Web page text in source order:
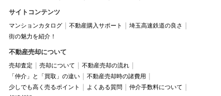
サイトコンテンツ
マンションカタログ 不動産購入サポート
埼玉高速鉄道の良さ
街の魅力を紹介！
不動産売却について
売却査定 売却について
不動産売却の流れ
「仲介」と「買取」の違い
不動産売却時の諸費用
少しでも高く売るポイント
よくある質問
仲介手数料について